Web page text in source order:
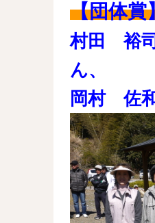
【団体賞
村田 裕
ん、
岡村 佐